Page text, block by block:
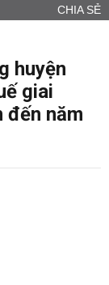
CHIA SẺ
huyện
giai
đến năm